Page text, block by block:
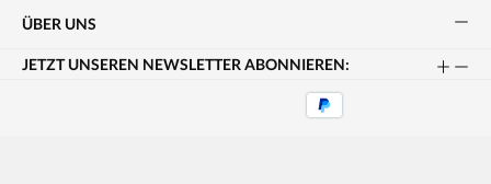
ÜBER UNS
JETZT UNSEREN NEWSLETTER ABONNIEREN: